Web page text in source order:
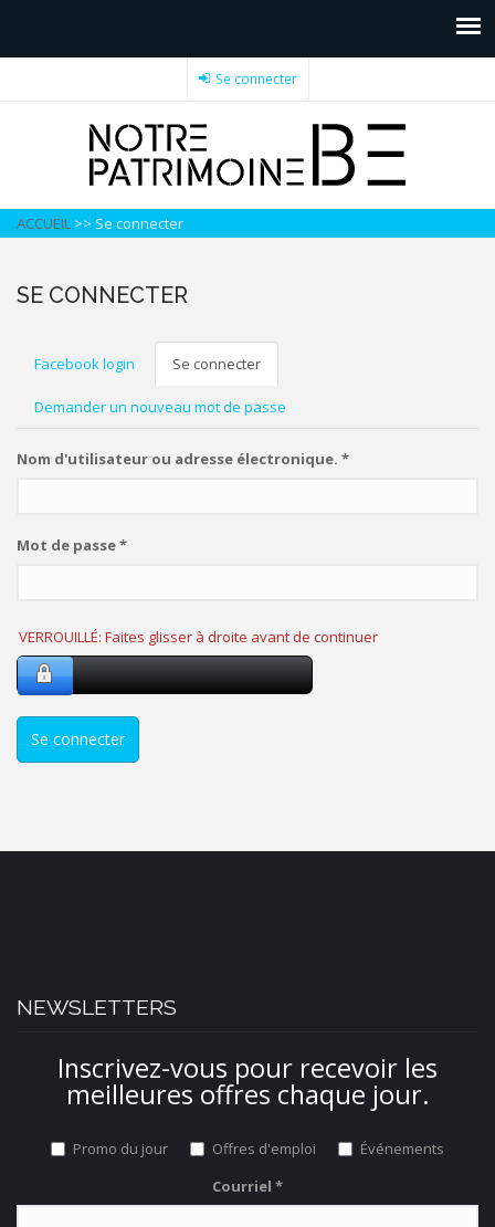
Se connecter
ACCUEIL >> Se connecter
SE CONNECTER
ONGLETS
PRINCIPAUX
Facebook login Se connecter
Demander un nouveau mot de passe
Nom d'utilisateur ou adresse électronique. *
Mot de passe*
VERROUILLÉ: Faites glisser à droite avant de continuer
Se connecter
NEWSLETTERS
Inscrivez-vous pour recevoir les
meilleures offres chaque jour.
Promo du jour Offres d'emploi
Événements
Courriel *